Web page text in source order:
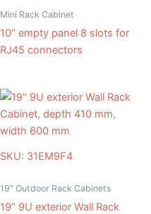
Mini Rack Cabinet
10″ empty panel 8 slots for
RJ45 connectors
SKU: 31EM9F4
19" Outdoor Rack Cabinets
19″ 9U exterior Wall Rack